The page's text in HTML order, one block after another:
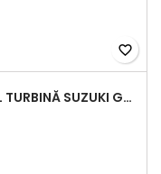
favorite_border
MIEZ CENTRAL TURBINĂ SUZUKI GRAND ESCUDO II 1.9 DDIS TRACȚIUNE INTEGRALĂ - MOTORIZARE 1.9L, 95 KW (129 CP)